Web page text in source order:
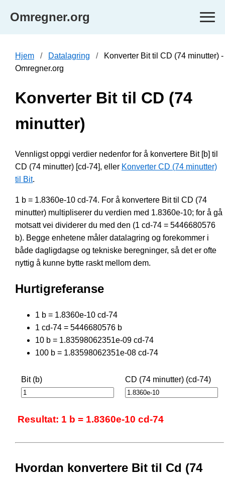
Omregner.org
Hjem Datalagring
Konverter Bit til CD (74 minutter) -
Omregner.org
Konverter Bit til CD (74
minutter)
Vennligst oppgi verdier nedenfor for å konvertere Bit [b] til
CD (74 minutter) [cd-74], eller Konverter CD (74 minutter)
til Bit.
1 b = 1.8360e-10 cd-74. For å konvertere Bit til CD (74
minutter) multipliserer du verdien med 1.8360e-10; for å gå
motsatt vei dividerer du med den (1 cd-74 = 5446680576
b). Begge enhetene måler datalagring og forekommer i
både dagligdagse og tekniske beregninger, så det er ofte
nyttig å kunne bytte raskt mellom dem.
Hurtigreferanse
1 b = 1.8360e-10 cd-74
1 cd-74 = 5446680576 b
10 b = 1.83598062351e-09 cd-74
100 b = 1.83598062351e-08 cd-74
Bit (b) CD (74 minutter) (cd-74)
Resultat: 1 b = 1.8360e-10 cd-74
Hvordan konvertere Bit til Cd (74